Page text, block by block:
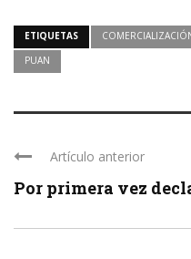
ETIQUETAS
PUAN
Artículo anterior
Por primera vez